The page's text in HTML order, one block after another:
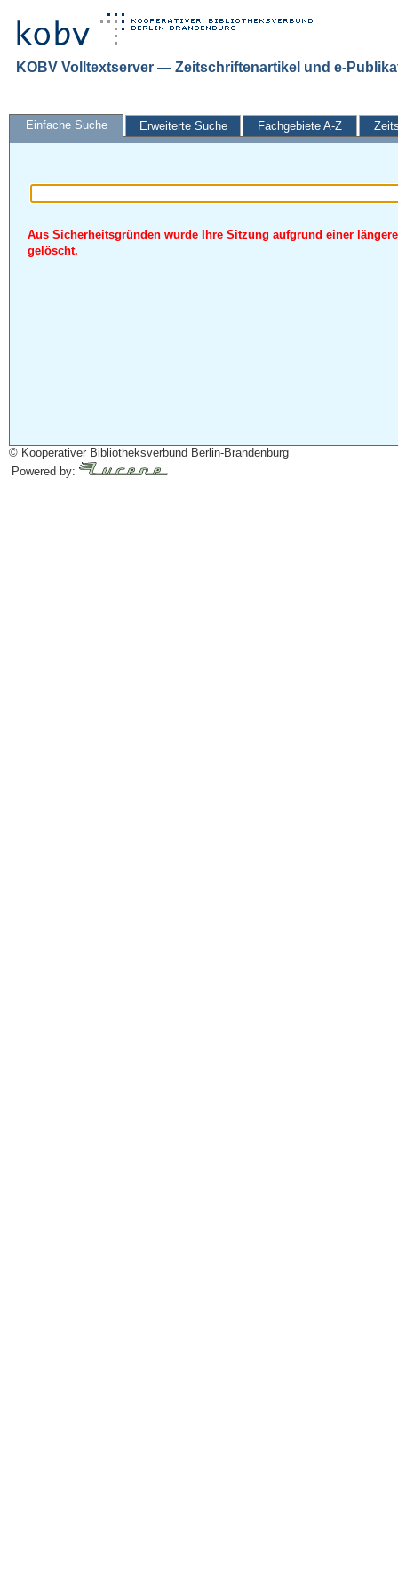
KOBV Volltextserver — Zeitschriftenartikel und e-
Einfache Suche Erweiterte Suche Fachgebiete A-Z
Aus Sicherheitsgründen wurde Ihre Sitzung aufgrund einer
gelöscht.
© Kooperativer Bibliotheksverbund Berlin-Brandenburg
Powered by: